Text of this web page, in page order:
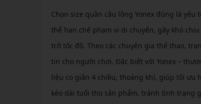
Chọn size quần cầu lông Yonex đúng là
thể hạn chế phạm vi di chuyển, gây khó
trở tốc độ. Theo các chuyên gia thể thao,
tin cho người chơi. Đặc biệt với Yonex –
liệu co giãn 4 chiều, thoáng khí, giúp tối ưu
kéo dài tuổi thọ sản phẩm, tránh tình trạng